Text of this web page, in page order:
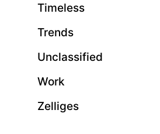
Timeless
Trends
Unclassified
Work
Zelliges